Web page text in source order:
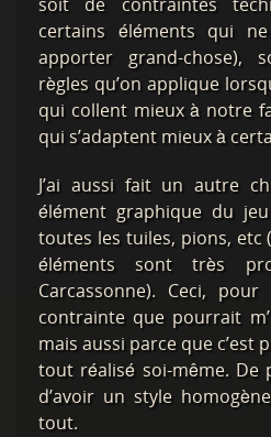
certains éléments qui
apporter grand-chose),
règles qu’on applique
qui collent mieux à notre
qui s’adaptent mieux à
J’ai aussi fait un autre
élément graphique du jeu
toutes les tuiles, pions, etc
éléments sont très
Carcassonne). Ceci,
contrainte que pourrait
mais aussi parce que c’est
tout réalisé soi-même. De
d’avoir un style
tout.